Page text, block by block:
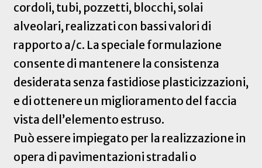
cordoli, tubi, pozzetti, blocchi, solai
alveolari, realizzati con bassi valori di
rapporto a/c. La speciale formulazione
consente di mantenere la consistenza
desiderata senza fastidiose plasticizzazioni,
e di ottenere un miglioramento del faccia
vista dell’elemento estruso.
Può essere impiegato per la realizzazione in
opera di pavimentazioni stradali o